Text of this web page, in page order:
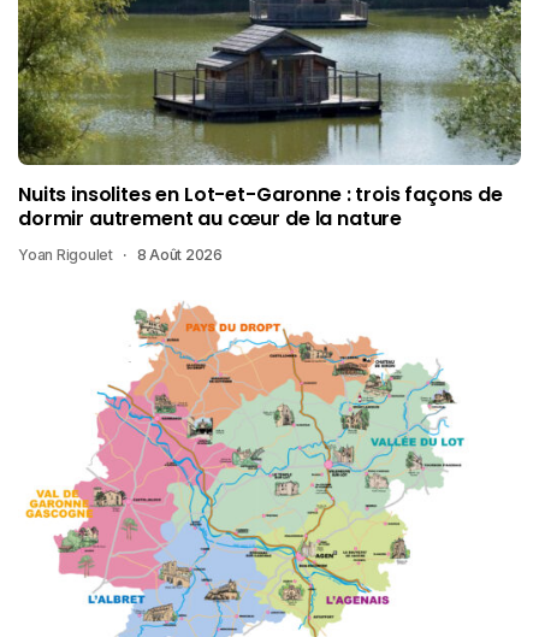
Nuits insolites en Lot-et-Garonne : trois façons de
dormir autrement au cœur de la nature
Yoan Rigoulet 8 Août 2026